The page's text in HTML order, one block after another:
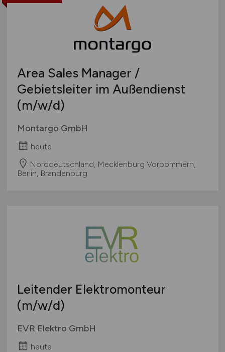
Unternehmensberatung / Wirtschaftsprüfung
Gewerbe allgemein
Industrie allgemein
Wirtschaft allgemein
Area Sales Manager /
Gebietsleiter im Außendienst
(m/w/d)
Montargo GmbH
heute
Norddeutschland, Mecklenburg Vorpommern,
Berlin, Brandenburg
Leitender Elektromonteur
(m/w/d)
EVR Elektro GmbH
heute